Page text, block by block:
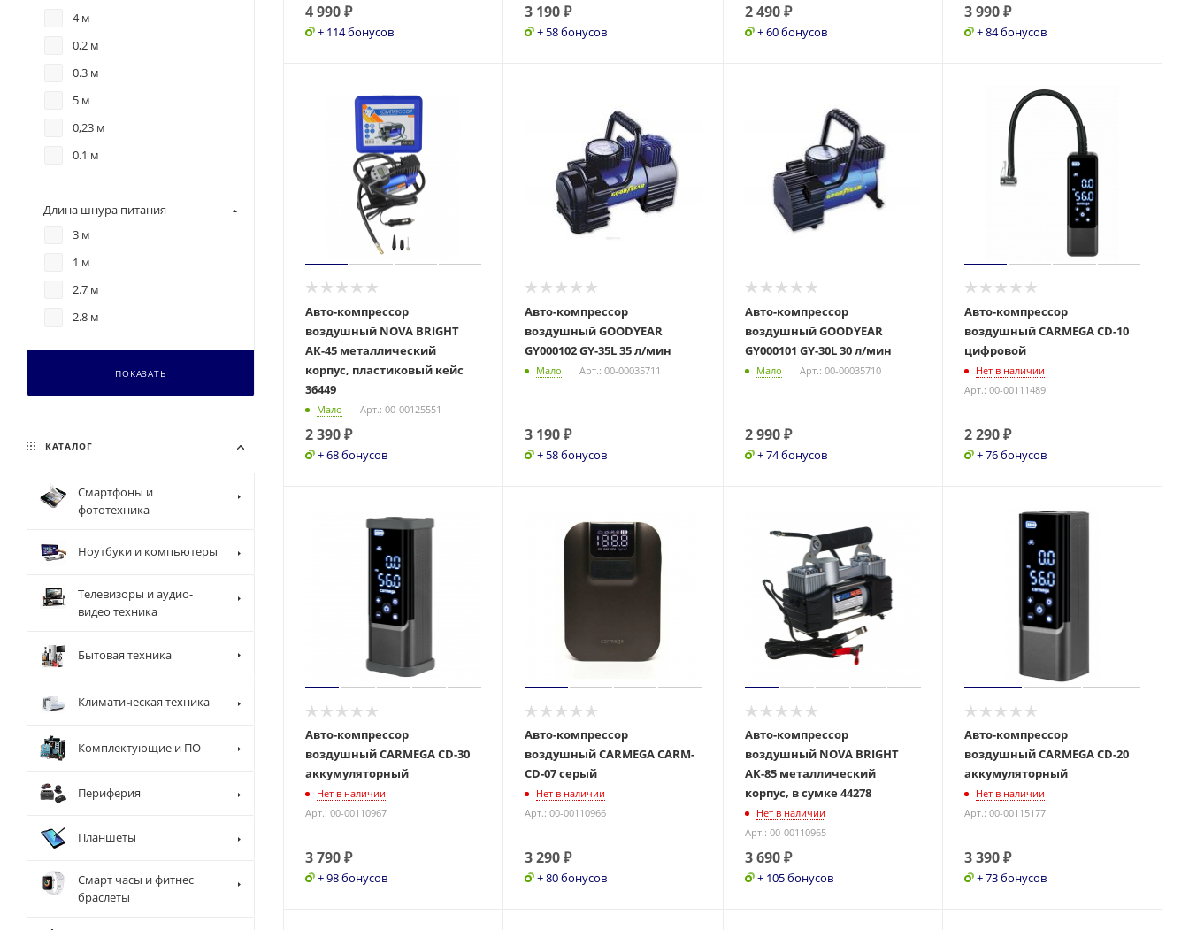
4 990₽
+ 114 бонусов
3 190₽
+ 58 бонусов
2 490₽
+ 60 бонусов
3 990₽
+ 84 бонусов
Авто-компрессор
воздушный NOVA BRIGHT
АК-45 металлический
корпус, пластиковый кейс
36449
Мало Арт.: 00-00125551
2 390₽
+ 68 бонусов
Авто-компрессор
воздушный GOODYEAR
GY000102 GY-35L 35 л/мин
Мало Арт.: 00-00035711
3 190₽
+ 58 бонусов
Авто-компрессор
воздушный GOODYEAR
GY000101 GY-30L 30 л/мин
Мало Арт.: 00-00035710
2 990₽
+ 74 бонусов
Авто-компрессор
воздушный CARMEGA CD-10
цифровой
Нет в наличии
Арт.: 00-00111489
2 290₽
+ 76 бонусов
Авто-компрессор
воздушный CARMEGA CD-30
аккумуляторный
Нет в наличии
Арт.: 00-00110967
3 790₽
+ 98 бонусов
Авто-компрессор
воздушный CARMEGA CARM-
CD-07 серый
Нет в наличии
Арт.: 00-00110966
3 290₽
+ 80 бонусов
Авто-компрессор
воздушный NOVA BRIGHT
АК-85 металлический
корпус, в сумке 44278
Нет в наличии
Арт.: 00-00110965
3 690₽
+ 105 бонусов
Авто-компрессор
воздушный CARMEGA CD-20
аккумуляторный
Нет в наличии
Арт.: 00-00115177
3 390₽
+ 73 бонусов
4 м
0,2 м
0.3 м
5 м
0,23 м
0.1 м
Длина шнура питания
3 м
1 м
2.7 м
2.8 м
ПОКАЗАТЬ
КАТАЛОГ
Смартфоны и
фототехника
Ноутбуки и компьютеры
Телевизоры и аудио-
видео техника
Бытовая техника
Климатическая техника
Комплектующие и ПО
Периферия
Планшеты
Смарт часы и фитнес
браслеты